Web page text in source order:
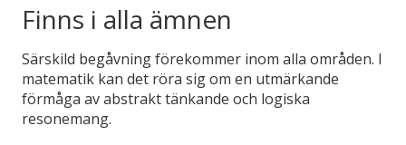
Finns i alla ämnen
Särskild begåvning förekommer inom alla områden. I
matematik kan det röra sig om en utmärkande
förmåga av abstrakt tänkande och logiska
resonemang.